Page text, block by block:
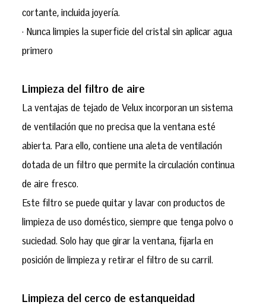
cortante, incluida joyería.
· Nunca limpies la superficie del cristal sin aplicar agua
primero
Limpieza del filtro de aire
La ventajas de tejado de Velux incorporan un sistema
de ventilación que no precisa que la ventana esté
abierta. Para ello, contiene una aleta de ventilación
dotada de un filtro que permite la circulación continua
de aire fresco.
Este filtro se puede quitar y lavar con productos de
limpieza de uso doméstico, siempre que tenga polvo o
suciedad. Solo hay que girar la ventana, fijarla en
posición de limpieza y retirar el filtro de su carril.
Limpieza del cerco de estanqueidad